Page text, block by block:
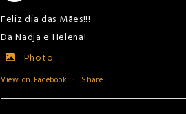
Feliz dia das Mães!!!
Da Nadja e Helena!
Photo
View on Facebook · Share